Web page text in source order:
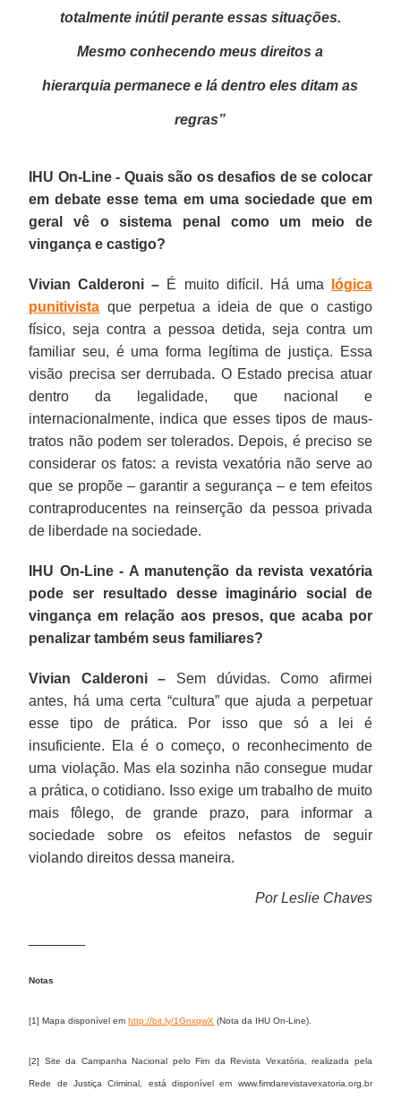
totalmente inútil perante essas situações.
Mesmo conhecendo meus direitos a
hierarquia permanece e lá dentro eles ditam as
regras”
IHU On-Line - Quais são os desafios de se colocar
em debate esse tema em uma sociedade que em
geral vê o sistema penal como um meio de
vingança e castigo?
Vivian Calderoni – É muito difícil. Há uma
lógica
punitivista que perpetua a ideia de que o castigo
físico, seja contra a pessoa detida, seja contra um
familiar seu, é uma forma legítima de justiça. Essa
visão precisa ser derrubada. O Estado precisa atuar
dentro da legalidade, que nacional e
internacionalmente, indica que esses tipos de maus-
tratos não podem ser tolerados. Depois, é preciso se
considerar os fatos: a revista vexatória não serve ao
que se propõe – garantir a segurança – e tem efeitos
contraproducentes na reinserção da pessoa privada
de liberdade na sociedade.
IHU On-Line - A manutenção da revista vexatória
pode ser resultado desse imaginário social de
vingança em relação aos presos, que acaba por
penalizar também seus familiares?
Vivian Calderoni – Sem dúvidas. Como afirmei
antes, há uma certa “cultura” que ajuda a perpetuar
esse tipo de prática. Por isso que só a lei é
insuficiente. Ela é o começo, o reconhecimento de
uma violação. Mas ela sozinha não consegue mudar
a prática, o cotidiano. Isso exige um trabalho de muito
mais fôlego, de grande prazo, para informar a
sociedade sobre os efeitos nefastos de seguir
violando direitos dessa maneira.
Por Leslie Chaves
Notas
[1] Mapa disponível emhttp://bit.ly/1GnxqwX (Nota da IHU On-Line).
[2] Site da Campanha Nacional pelo Fim da Revista Vexatória, realizada pela
Rede de Justiça Criminal, está disponível em www.fimdarevistavexatoria.org.br